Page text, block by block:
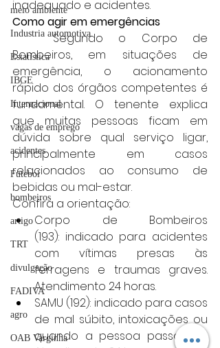
meio ambiente
Industria automotiva
Estatística
IBGE
Internacional
vagas de emprego
acidentes
Futebol
bombeiros
artigo
TRT
divulgação
FADIVA
agro
OAB Varginha
inadequado e acidentes.
Como agir em emergências
	Segundo o Corpo de
Bombeiros, em situações de
emergência, o acionamento
rápido dos órgãos competentes é
fundamental. O tenente explica
que muitas pessoas ficam em
dúvida sobre qual serviço ligar,
principalmente em casos
relacionados ao consumo de
bebidas ou mal-estar.
Confira a orientação:
Corpo de Bombeiros
(193): indicado para acidentes
com vítimas presas às
ferragens e traumas graves.
Atendimento 24 horas.
SAMU (192): indicado para casos
de mal súbito, intoxicações ou
quando a pessoa passa mal.